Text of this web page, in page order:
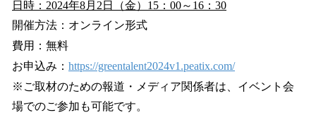
日時：2024年8月2日（金）15：00～16：30
開催方法：オンライン形式
費用：無料
お申込み： https://greentalent2024v1.peatix.com/
※ご取材のための報道・メディア関係者は、イベント会
場でのご参加も可能です。